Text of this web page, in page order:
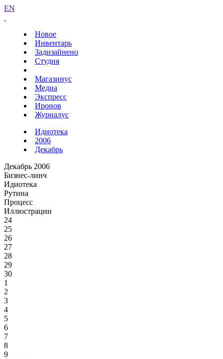
EN
Новое
Инвентарь
Задизайнено
Студия
Магазинус
Медиа
Экспресс
Иронов
Журналус
Идиотека
2006
Декабрь
Декабрь 2006
Бизнес-линч
Идиотека
Рутина
Процесс
Иллюстрации
24
25
26
27
28
29
30
1
2
3
4
5
6
7
8
9